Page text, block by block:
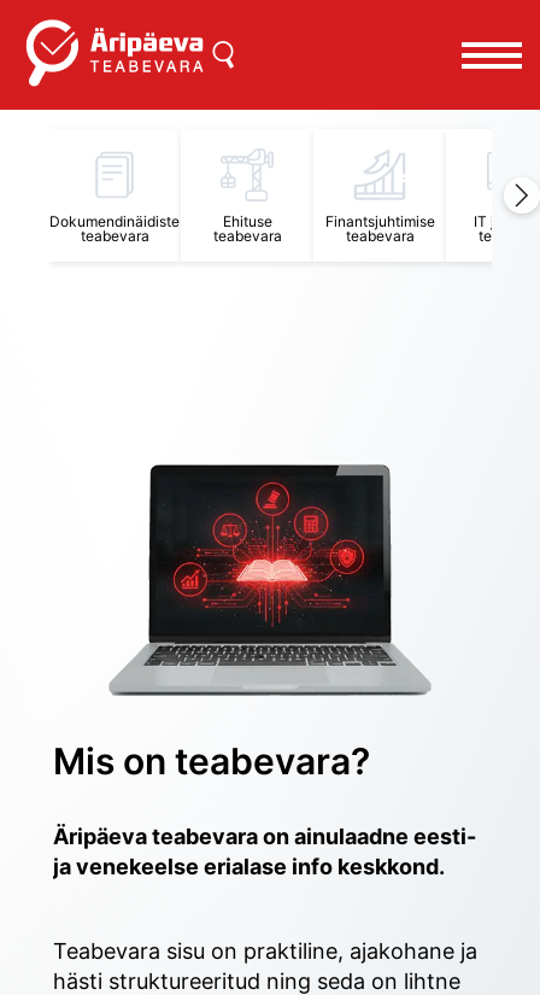
Dokumendinäidiste
teabevara
Ehituse
teabevara
Finantsjuhtimise
teabevara
IT
Mis on teabevara?
Äripäeva teabevara on ainulaadne eesti-
ja venekeelse erialase info keskkond.
Teabevara sisu on praktiline, ajakohane ja
hästi struktureeritud ning seda on lihtne